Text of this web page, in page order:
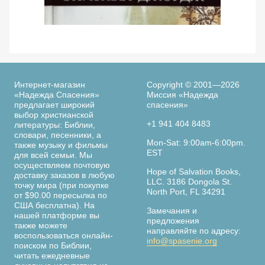
в
последние
годы
жизни
Дитрихом
Бонхёффером,
выдающимся
немецким
теологом,
пастором
и
антинацистского
сопротивления.
Страница
книги
Интернет-магазин
«Надежда Спасения»
предлагает широкий
выбор христианской
литературы: Библии,
словари, песенники, а
также музыку и фильмы
для всей семьи. Мы
осуществляем почтовую
доставку заказов в любую
точку мира (при покупке
от $90.00 пересылка по
США бесплатна). На
нашей платформе вы
также можете
воспользоваться онлайн-
поиском по Библии,
читать ежедневные
Copyright © 2001—2026
Миссия «Надежда
спасения»
+1 941 404 8483
Mon-Sat: 9:00am-6:00pm.
EST
Hope of Salvation Books,
LLC. 3186 Dongola St.
North Port, FL 34291
Замечания и
предложения
направляйте по адресу:
info@spasenie.org